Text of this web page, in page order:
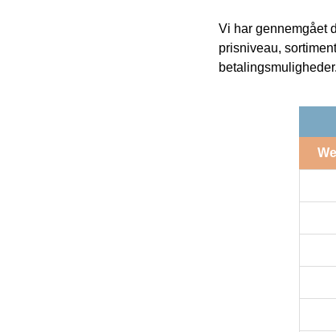
Vi har gennemgået
prisniveau,
betalingsmuligheder.